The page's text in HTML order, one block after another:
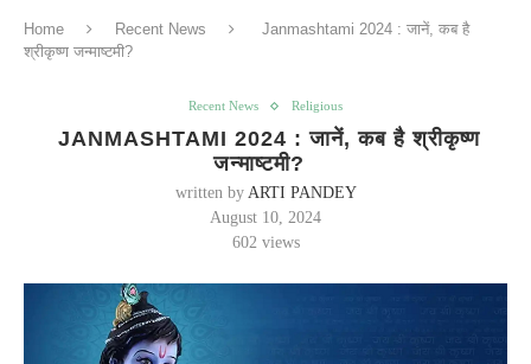
Home Recent News
Janmashtami 2024 : जानें, कब है
श्रीकृष्ण जन्माष्टमी?
Recent News Religious
JANMASHTAMI 2024 : जानें, कब है श्रीकृष्ण
जन्माष्टमी?
written by ARTI PANDEY
August 10, 2024
602views